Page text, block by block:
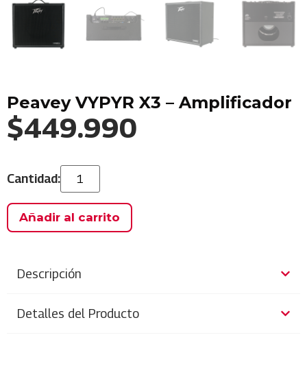
Peavey VYPYR X3 – Amplificador
$449.990
Añadir al carrito
Descripción
Detalles del Producto